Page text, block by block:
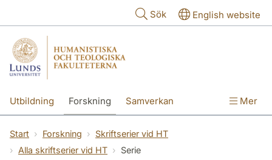
Sök English website
Utbildning Forskning Samverkan Mer
Start Forskning
Skriftserier vid HT
Alla skriftserier vid HT
Serie